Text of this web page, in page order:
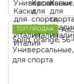
ТОП ПРОДАЖ